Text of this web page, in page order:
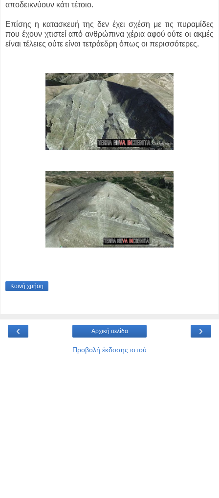
αποδεικνύουν κάτι τέτοιο.
Επίσης η κατασκευή της δεν έχει σχέση με τις πυραμίδες
που έχουν χτιστεί από ανθρώπινα χέρια αφού ούτε οι ακμές
είναι τέλειες ούτε είναι τετράεδρη όπως οι περισσότερες.
Κοινή χρήση
‹ ›
Αρχική σελίδα
Προβολή έκδοσης ιστού